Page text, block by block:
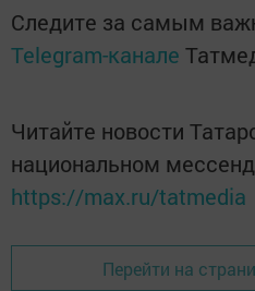
Следите за самым
Telegram-канале
Читайте новости
национальном
https://max.ru/tatmedia
Перейти на